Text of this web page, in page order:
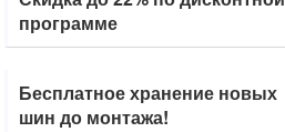
программе
Бесплатное хранение новых
шин до монтажа!